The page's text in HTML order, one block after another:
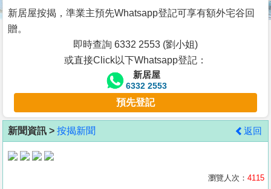
谷
按
客
地
產
新居屋按揭，準業主預先Whatsapp登記可享有額外宅谷回
贈。
即時查詢 6332 2553 (劉小姐)
或直接Click以下Whatsapp登記：
新居屋
6332 2553
預先登記
新聞資訊 > 按揭新聞 返回
瀏覽人次： 4115